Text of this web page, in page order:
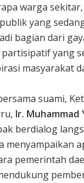
warga
yang
bagian dari
yang
masyarakat
suami,
Ir. Muhammad
berdialog
menyampaikan
pemerintah